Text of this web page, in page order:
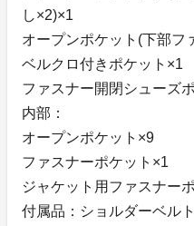
し×2)×1
オープンポケット(下部フ
ベルクロ付きポケット×1
ファスナー開閉シューズ
内部：
オープンポケット×9
ファスナーポケット×1
ジャケット用ファスナー
付属品：ショルダーベル